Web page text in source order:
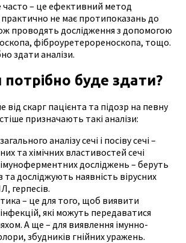
– це ефективний метод
не має протипоказань до
проводять дослідження з допомогою
фіброуретерореноскопа, тощо.
здати аналізи.
потрібно буде здати?
від скарг пацієнта та підозр на певну
призначають такі аналізи:
аналізу сечі і посіву сечі –
та хімічних властивостей сечі
досліджень – беруть
та досліджують наявність вірусних
герпесів.
– це для того, щоб виявити
які можуть передаватися
А ще – для виявлення імунно-
збудників гнійних уражень.